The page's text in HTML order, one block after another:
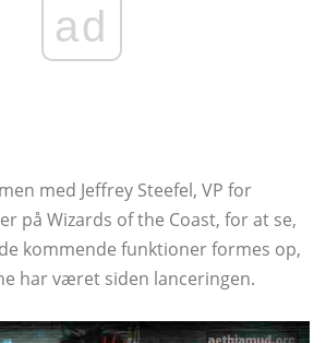
ad
med Jeffrey Steefel, VP for
på Wizards of the Coast, for at se,
kommende funktioner formes op,
har været siden lanceringen.